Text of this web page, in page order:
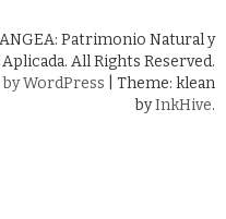
Patrimonio Natural y
All Rights Reserved.
WordPress
Theme: klean
byInkHive.